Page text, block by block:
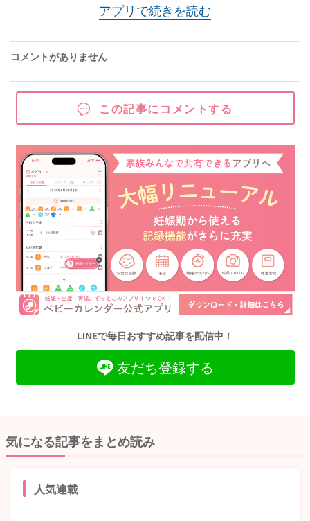
アプリで続きを読む
コメントがありません
この記事にコメントする
LINEで毎日おすすめ記事を配信中！
友だち登録する
気になる記事をまとめ読み
人気連載